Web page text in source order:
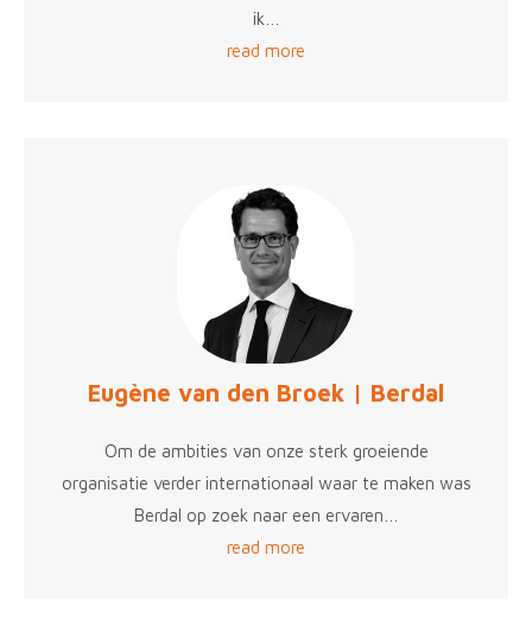
ik…
read more
Eugène van den Broek | Berdal
Om de ambities van onze sterk groeiende
organisatie verder internationaal waar te maken was
Berdal op zoek naar een ervaren…
read more